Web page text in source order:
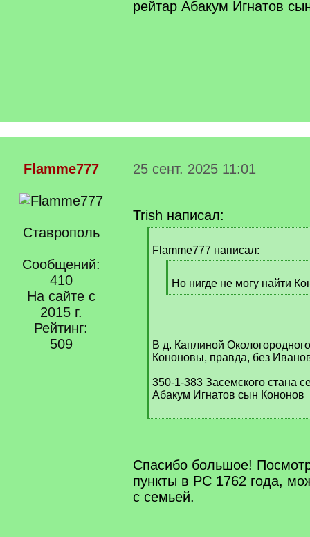
рейтар Абакум Игнатов
Flamme777
Ставрополь
Сообщений:
410
На сайте с
2015 г.
Рейтинг:
509
25 сент. 2025 11:01
Trish написал:
q
Flamme777 написал:
q
]
Но нигде не могу найти
[
В д. Каплиной
Кононовы, правда, без
350-1-383 Засемского стана
Абакум Игнатов сын Кононов
[
Спасибо большое!
пункты в РС 1762 года,
с семьей.